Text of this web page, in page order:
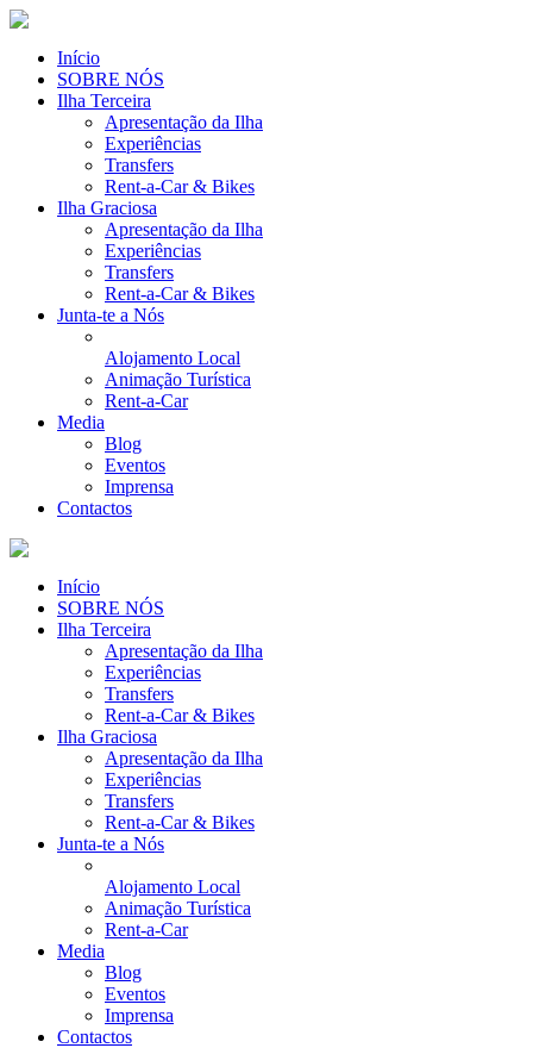
Início
SOBRE NÓS
Ilha Terceira
Apresentação da Ilha
Experiências
Transfers
Rent-a-Car & Bikes
Ilha Graciosa
Apresentação da Ilha
Experiências
Transfers
Rent-a-Car & Bikes
Junta-te a Nós
Alojamento Local
Animação Turística
Rent-a-Car
Media
Blog
Eventos
Imprensa
Contactos
Início
SOBRE NÓS
Ilha Terceira
Apresentação da Ilha
Experiências
Transfers
Rent-a-Car & Bikes
Ilha Graciosa
Apresentação da Ilha
Experiências
Transfers
Rent-a-Car & Bikes
Junta-te a Nós
Alojamento Local
Animação Turística
Rent-a-Car
Media
Blog
Eventos
Imprensa
Contactos